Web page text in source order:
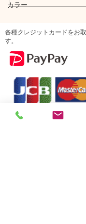
カラー
各種クレジットカードをお
す。